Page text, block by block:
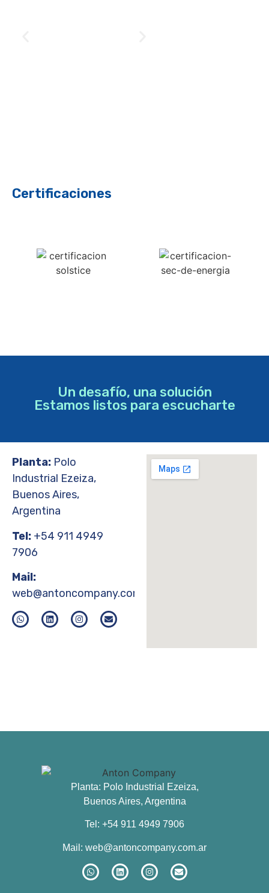
Certificaciones
Un desafío, una solución
Estamos listos para escucharte
Planta: Polo
Industrial Ezeiza,
Buenos Aires,
Argentina
Tel: +54 911 4949
7906
Mail:
web@antoncompany.com.ar
Planta: Polo Industrial Ezeiza,
Buenos Aires, Argentina
Tel: +54 911 4949 7906
Mail: web@antoncompany.com.ar